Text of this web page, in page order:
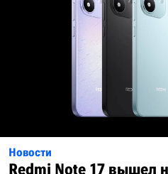
Новости
Redmi Note 17 вышел